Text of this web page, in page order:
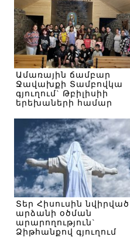
Ամառային ճամբար
Ջավախքի Տամբովկա
գյուղում` Թբիլիսիի
երեխաների համար
Տեր Հիսուսին նվիրված
արձանի օծման
արարողություն`
Ձիթհանքով գյուղում